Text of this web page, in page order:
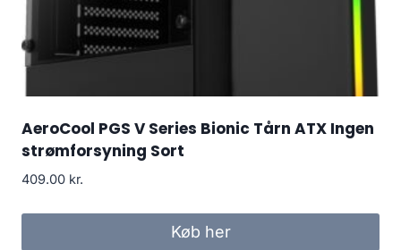
AeroCool PGS V Series Bionic Tårn ATX Ingen
strømforsyning Sort
409.00 kr.
Køb her